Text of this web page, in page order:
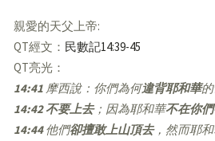
親愛的天父上帝:
QT經文： 民數記14:39-45
QT亮光：
14:41 摩西說：你們為何違背耶和華的
14:42 不要上去；因為耶和華不在你
14:44他們卻擅敢上山頂去，然而耶